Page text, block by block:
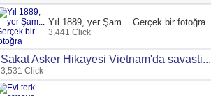
Yıl 1889, yer Şam... Gerçek bir fotoğra...
3,441 Click
Sakat Asker Hikayesi Vietnam'da savasti...
3,531 Click